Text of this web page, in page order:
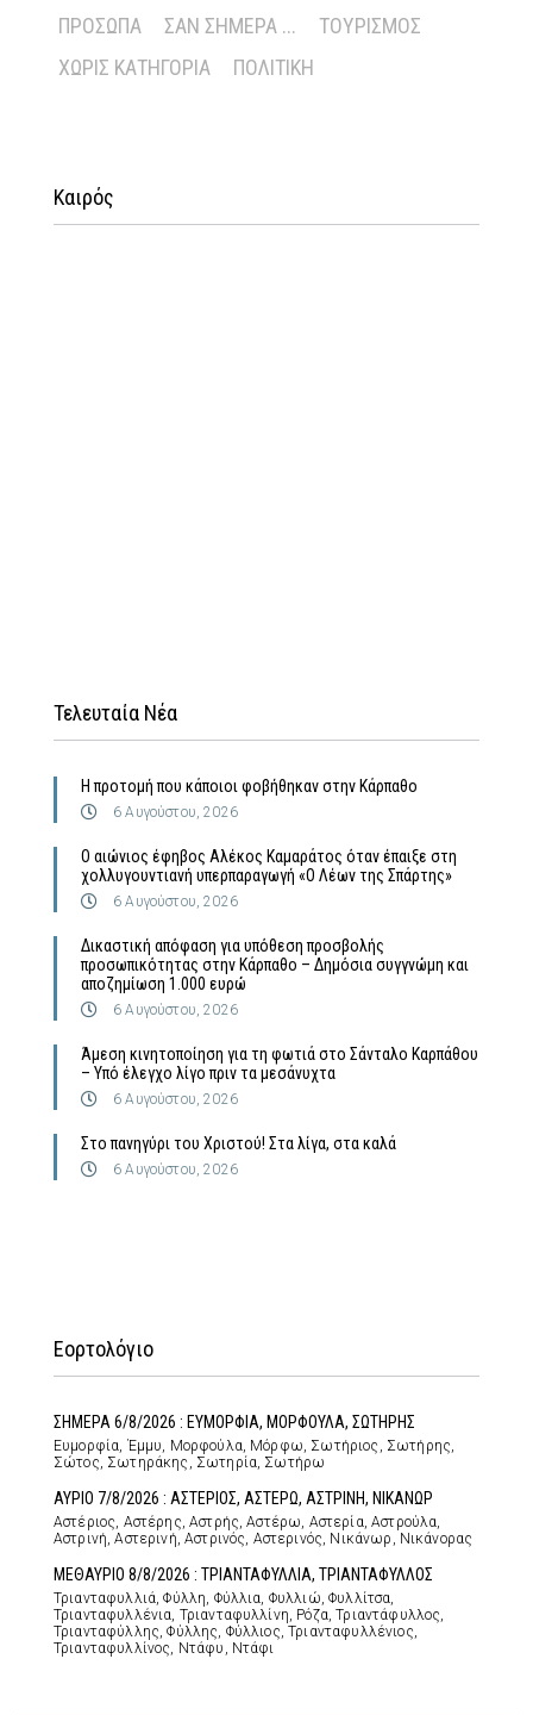
ΠΡΌΣΩΠΑ
ΣΑΝ ΣΉΜΕΡΑ ...
ΤΟΥΡΙΣΜΌΣ
ΧΩΡΊΣ ΚΑΤΗΓΟΡΊΑ
ΠΟΛΙΤΙΚΉ
Καιρός
Τελευταία Νέα
Η προτομή που κάποιοι φοβήθηκαν στην Κάρπαθο
6 Αυγούστου, 2026
Ο αιώνιος έφηβος Αλέκος Καμαράτος όταν έπαιξε στη
χολλυγουντιανή υπερπαραγωγή «Ο Λέων της Σπάρτης»
6 Αυγούστου, 2026
Δικαστική απόφαση για υπόθεση προσβολής
προσωπικότητας στην Κάρπαθο – Δημόσια συγγνώμη και
αποζημίωση 1.000 ευρώ
6 Αυγούστου, 2026
Άμεση κινητοποίηση για τη φωτιά στο Σάνταλο Καρπάθου
– Υπό έλεγχο λίγο πριν τα μεσάνυχτα
6 Αυγούστου, 2026
Στο πανηγύρι του Χριστού! Στα λίγα, στα καλά
6 Αυγούστου, 2026
Εορτολόγιο
ΣΗΜΕΡΑ 6/8/2026 : ΕΥΜΟΡΦΙΑ, ΜΟΡΦΟΥΛΑ, ΣΩΤΗΡΗΣ
Ευμορφία, Έμμυ, Μορφούλα, Μόρφω, Σωτήριος, Σωτήρης,
Σώτος, Σωτηράκης, Σωτηρία, Σωτήρω
ΑΥΡΙΟ 7/8/2026 : ΑΣΤΕΡΙΟΣ, ΑΣΤΕΡΩ, ΑΣΤΡΙΝΗ, ΝΙΚΑΝΩΡ
Αστέριος, Αστέρης, Αστρής, Αστέρω, Αστερία, Αστρούλα,
Αστρινή, Αστερινή, Αστρινός, Αστερινός, Νικάνωρ, Νικάνορας
ΜΕΘΑΥΡΙΟ 8/8/2026 : ΤΡΙΑΝΤΑΦΥΛΛΙΑ, ΤΡΙΑΝΤΑΦΥΛΛΟΣ
Τριανταφυλλιά, Φύλλη, Φύλλια, Φυλλιώ, Φυλλίτσα,
Τριανταφυλλένια, Τριανταφυλλίνη, Ρόζα, Τριαντάφυλλος,
Τριανταφύλλης, Φύλλης, Φύλλιος, Τριανταφυλλένιος,
Τριανταφυλλίνος, Ντάφυ, Ντάφι